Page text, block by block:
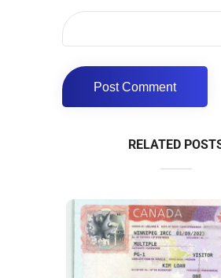
RELATED